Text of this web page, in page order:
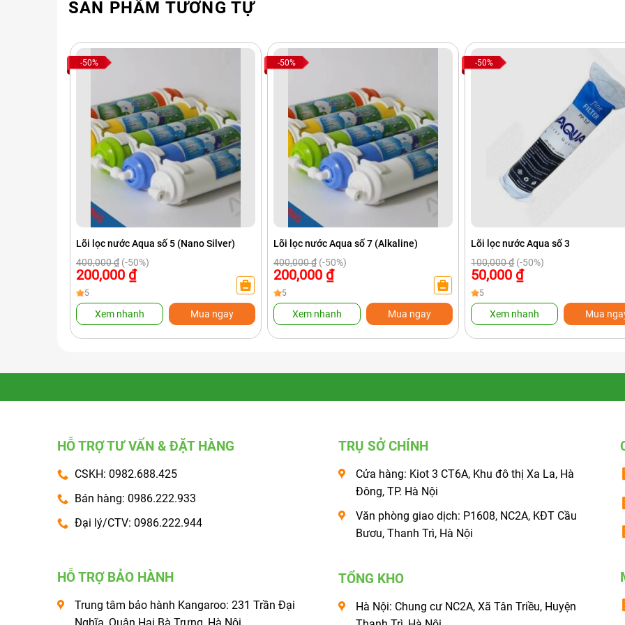
SẢN PHẨM TƯƠNG TỰ
-50%
Lõi lọc nước Aqua số 5 (Nano Silver)
200,000 ₫
400,000₫ (-50%)
5
Xem nhanh Mua ngay
-50%
Lõi lọc nước Aqua số 7 (Alkaline)
200,000 ₫
400,000₫ (-50%)
5
Xem nhanh Mua ngay
-50%
Lõi lọc nước Aqua số 3
50,000 ₫
100,000₫(-50%)
5
Xem nhanh Mua
HỖ TRỢ TƯ VẤN & ĐẶT HÀNG
CSKH: 0982.688.425
Bán hàng: 0986.222.933
Đại lý/CTV: 0986.222.944
HỖ TRỢ BẢO HÀNH
Trung tâm bảo hành Kangaroo: 231 Trần Đại
TRỤ SỞ CHÍNH
Cửa hàng: Kiot 3 CT6A, Khu đô thị Xa La, Hà
Đông, TP. Hà Nội
Văn phòng giao dịch: P1608, NC2A, KĐT Cầu
Bươu, Thanh Trì, Hà Nội
TỔNG KHO
Hà Nội: Chung cư NC2A, Xã Tân Triều, Huyện